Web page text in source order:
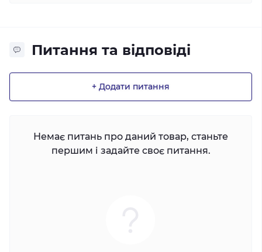
Питання та відповіді
+ Додати питання
Немає питань про даний товар, станьте
першим і задайте своє питання.